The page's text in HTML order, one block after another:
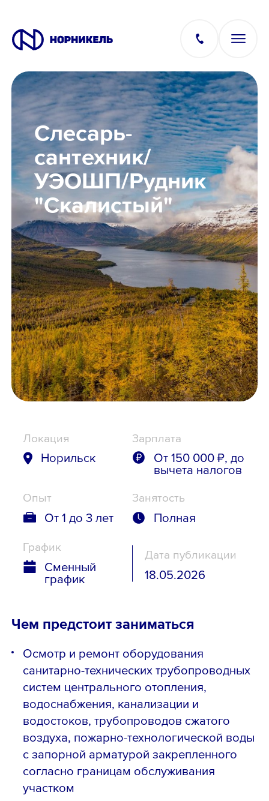
Вакансии
Производство
Офис
IT
Студентам
Школьникам
Локации
8 800 700-19-43
Слесарь-
сантехник/
УЭОШП/Рудник
"Скалистый"
Локация
Норильск
Зарплата
От 150 000 ₽, до
вычета налогов
Опыт
От 1 до 3 лет
Занятость
Полная
График
Сменный
график
Дата публикации
18.05.2026
Чем предстоит заниматься
Осмотр и ремонт оборудования
санитарно-технических трубопроводных
систем центрального отопления,
водоснабжения, канализации и
водостоков, трубопроводов сжатого
воздуха, пожарно-технологической воды
с запорной арматурой закрепленного
согласно границам обслуживания
участком